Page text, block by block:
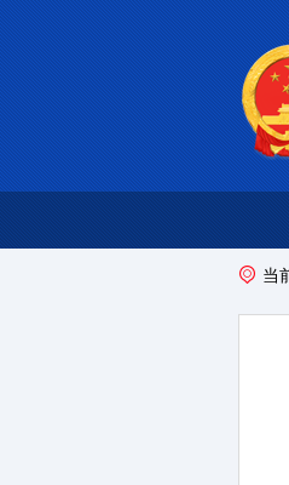
当